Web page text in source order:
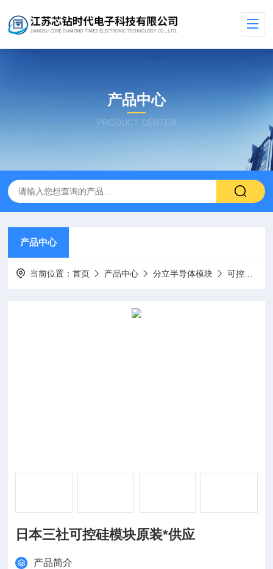
产品中心
PRODUCT CENTER
产品中心
当前位置：首页 产品中心 分立半导体模块 可控硅模块
日本三社可控硅模块原装*供应
产品简介